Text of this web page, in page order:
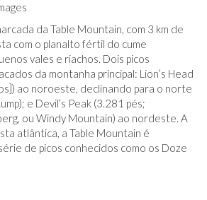
da Table Mountain, com 3 km de
com o planalto fértil do cume
vales e riachos. Dois picos
da montanha principal: Lion’s Head
ao noroeste, declinando para o norte
e Devil’s Peak (3.281 pés;
ou Windy Mountain) ao nordeste. A
atlântica, a Table Mountain é
de picos conhecidos como os Doze